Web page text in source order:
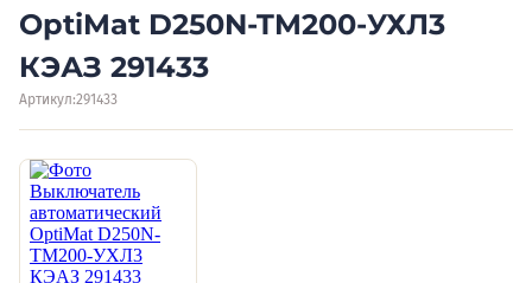
OptiMat D250N-TM200-УХЛ3
КЭАЗ 291433
Артикул:291433